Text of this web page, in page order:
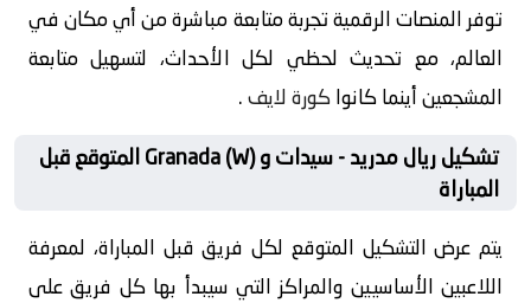
توفر المنصات الرقمية تجربة متابعة مباشرة من أي مكان في
العالم، مع تحديث لحظي لكل الأحداث، لتسهيل متابعة
المشجعين أينما كانواكورة لايف.
تشكيل ريال مدريد - سيدات و Granada (W) المتوقع قبل
المباراة
يتم عرض التشكيل المتوقع لكل فريق قبل المباراة، لمعرفة
اللاعبين الأساسيين والمراكز التي سيبدأ بها كل فريق على